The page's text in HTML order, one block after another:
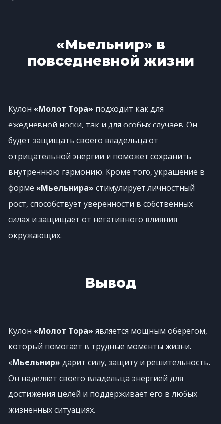
«Мьельнир» в
повседневной жизни
Кулон «Молот Тора» подходит как для
ежедневной носки, так и для особых случаев. Он
будет защищать своего владельца от
отрицательной энергии и поможет сохранить
внутреннюю гармонию. Кроме того, украшение в
форме «Мьельнира» стимулирует личностный
рост, способствует уверенности в собственных
силах и защищает от негативного влияния
окружающих.
Вывод
Кулон «Молот Тора» является мощным оберегом,
который помогает в трудные моменты жизни.
«Мьельнир» дарит силу, защиту и решительность.
Он наделяет своего владельца энергией для
достижения целей и поддерживает его в любых
жизненных ситуациях.